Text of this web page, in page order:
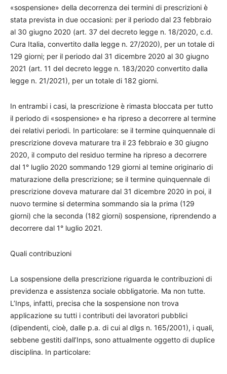
«sospensione» della decorrenza dei termini di prescrizioni è
stata prevista in due occasioni: per il periodo dal 23 febbraio
al 30 giugno 2020 (art. 37 del decreto legge n. 18/2020, c.d.
Cura Italia, convertito dalla legge n. 27/2020), per un totale di
129 giorni; per il periodo dal 31 dicembre 2020 al 30 giugno
2021 (art. 11 del decreto legge n. 183/2020 convertito dalla
legge n. 21/2021), per un totale di 182 giorni.
In entrambi i casi, la prescrizione è rimasta bloccata per tutto
il periodo di «sospensione» e ha ripreso a decorrere al termine
dei relativi periodi. In particolare: se il termine quinquennale di
prescrizione doveva maturare tra il 23 febbraio e 30 giugno
2020, il computo del residuo termine ha ripreso a decorrere
dal 1° luglio 2020 sommando 129 giorni al temine originario di
maturazione della prescrizione; se il termine quinquennale di
prescrizione doveva maturare dal 31 dicembre 2020 in poi, il
nuovo termine si determina sommando sia la prima (129
giorni) che la seconda (182 giorni) sospensione, riprendendo a
decorrere dal 1° luglio 2021.
Quali contribuzioni
La sospensione della prescrizione riguarda le contribuzioni di
previdenza e assistenza sociale obbligatorie. Ma non tutte.
L’Inps, infatti, precisa che la sospensione non trova
applicazione su tutti i contributi dei lavoratori pubblici
(dipendenti, cioè, dalle p.a. di cui al dlgs n. 165/2001), i quali,
sebbene gestiti dall’Inps, sono attualmente oggetto di duplice
disciplina. In particolare: